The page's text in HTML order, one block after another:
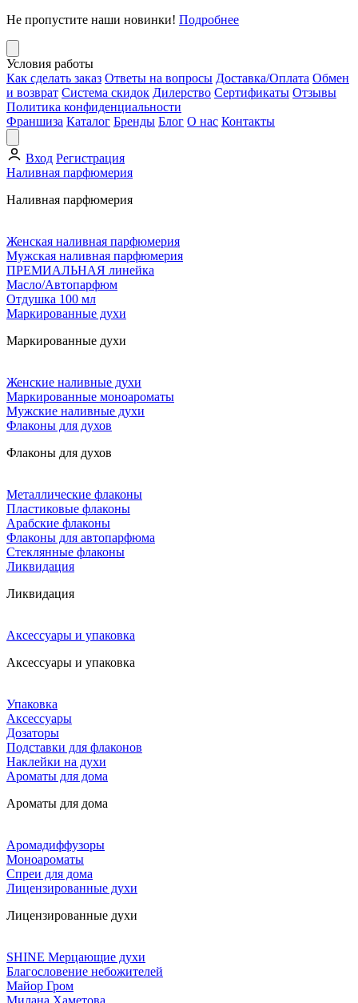
Не пропустите наши новинки! Подробнее
Условия работы
Как сделать заказ Ответы на вопросы Доставка/Оплата Обмен
и возврат Система скидок Дилерство Сертификаты Отзывы
Политика конфиденциальности
Франшиза Каталог Бренды Блог О нас Контакты
Вход Регистрация
Наливная парфюмерия
Наливная парфюмерия
Женская наливная парфюмерия
Мужская наливная парфюмерия
ПРЕМИАЛЬНАЯ линейка
Масло/Автопарфюм
Отдушка 100 мл
Маркированные духи
Маркированные духи
Женские наливные духи
Маркированные моноароматы
Мужские наливные духи
Флаконы для духов
Флаконы для духов
Металлические флаконы
Пластиковые флаконы
Арабские флаконы
Флаконы для автопарфюма
Стеклянные флаконы
Ликвидация
Ликвидация
Аксессуары и упаковка
Аксессуары и упаковка
Упаковка
Аксессуары
Дозаторы
Подставки для флаконов
Наклейки на духи
Ароматы для дома
Ароматы для дома
Аромадиффузоры
Моноароматы
Спреи для дома
Лицензированные духи
Лицензированные духи
SHINE Мерцающие духи
Благословение небожителей
Майор Гром
Милана Хаметова